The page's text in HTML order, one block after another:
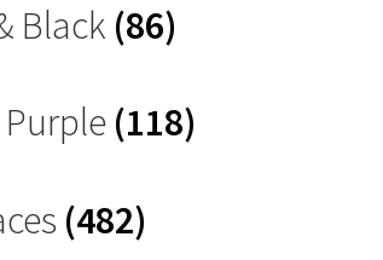
Black (86)
(118)
(482)